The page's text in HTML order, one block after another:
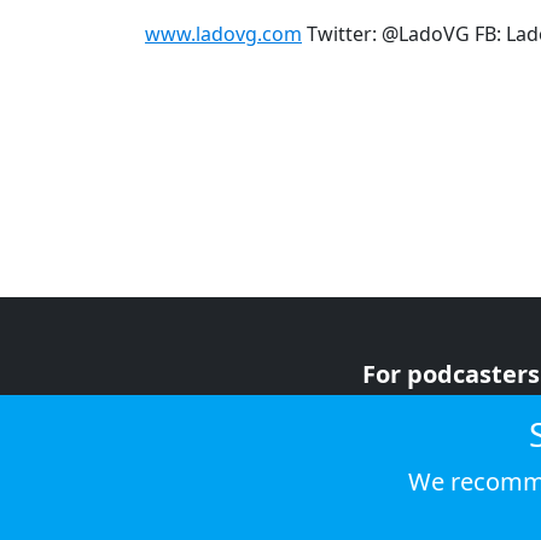
www.ladovg.com Twitter: @LadoVG FB:
For podcasters
We